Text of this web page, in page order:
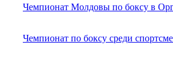
Чемпионат Молдовы по боксу в
Чемпионат по боксу среди